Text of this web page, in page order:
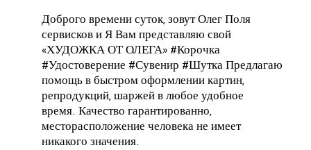
Доброго времени суток, зовут Олег Поля
сервисков и Я Вам представляю свой
«ХУДОЖКА ОТ ОЛЕГА» #Корочка
#Удостоверение #Сувенир #Шутка Предлагаю
помощь в быстром оформлении картин,
репродукций, шаржей в любое удобное
время. Качество гарантированно,
месторасположение человека не имеет
никакого значения.